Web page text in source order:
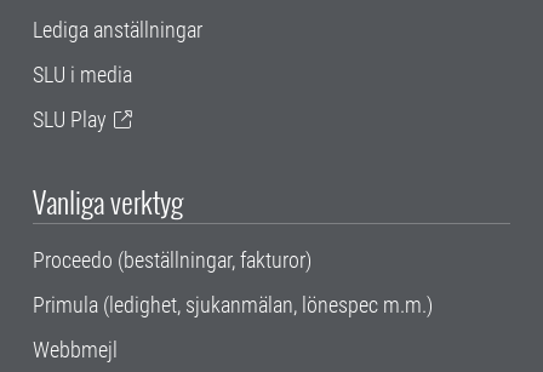
Lediga anställningar
SLU i media
SLU Play
Vanliga verktyg
Proceedo (beställningar, fakturor)
Primula (ledighet, sjukanmälan, lönespec m.m.)
Webbmejl